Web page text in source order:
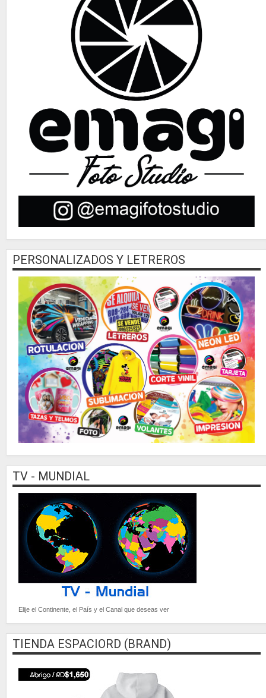
PERSONALIZADOS Y LETREROS
TV - MUNDIAL
Elije el Continente, el País y el Canal que deseas ver
TIENDA ESPACIORD (BRAND)